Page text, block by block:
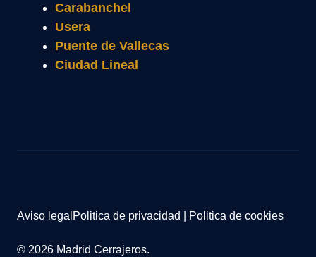
Carabanchel
Usera
Puente de Vallecas
Ciudad Lineal
© 2026 Madrid Cerrajeros.
Aviso legal Politica de privacidad Politica de cookies